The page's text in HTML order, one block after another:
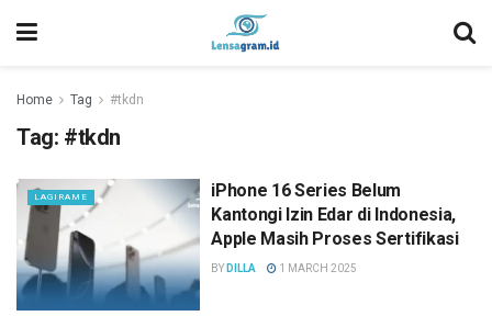
Home Tag #tkdn
Tag: #tkdn
LAGIRAME
iPhone 16 Series Belum
Kantongi Izin Edar di Indonesia,
Apple Masih Proses Sertifikasi
BY DILLA 1 MARCH 2025